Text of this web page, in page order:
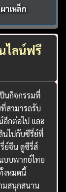
าเหล็ก
ไลน์ฟรี
นกิจกรรมที่
สามารถรับ
อีกต่อไป และ
นไปกับซีรี่ย์ที่
ย์จีน ดูซีรี่ส์
บบพากย์ไทย
งหมดนี้
มสนุกสนาน